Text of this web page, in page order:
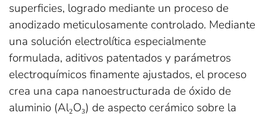
superficies, logrado mediante un proceso de
anodizado meticulosamente controlado. Mediante
una solución electrolítica especialmente
formulada, aditivos patentados y parámetros
electroquímicos finamente ajustados, el proceso
crea una capa nanoestructurada de óxido de
aluminio (Al₂O₃) de aspecto cerámico sobre la